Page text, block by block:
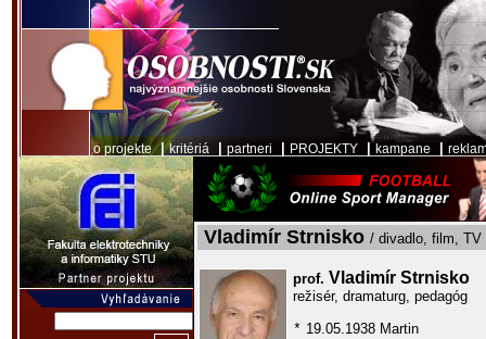
o projekte|kritériá partneri PROJEKTY kampane
Vladimír Strnisko / divadlo, film, TV
prof. Vladimír Strnisko
režisér, dramaturg, pedagóg
* 19.05.1938 Martin